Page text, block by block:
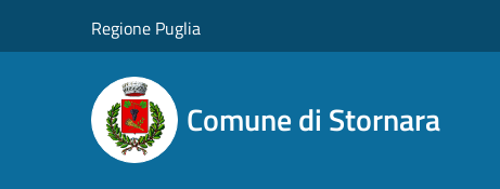
Regione Puglia
Comune di Stornara